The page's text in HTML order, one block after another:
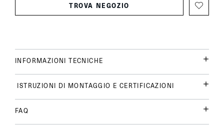
TROVA NEGOZIO
INFORMAZIONI TECNICHE
ISTRUZIONI DI MONTAGGIO E CERTIFICAZIONI
FAQ